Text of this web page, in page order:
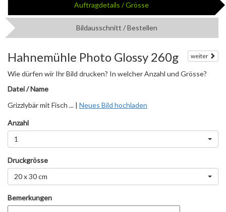
Auftragdetails / Grösse
Bildausschnitt / Bestellen
weiter
Hahnemühle Photo Glossy 260g
Wie dürfen wir Ihr Bild drucken? In welcher Anzahl und Grösse?
Datei / Name
Grizzlybär mit Fisch ... | Neues Bild hochladen
Anzahl
1
Druckgrösse
20 x 30 cm
Bemerkungen